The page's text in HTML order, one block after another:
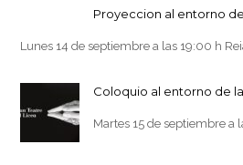
Proyeccion al entorno
Lunes 14 de septiembre a las 19:00 h
Coloquio al entorno de
Martes 15 de septiembre a